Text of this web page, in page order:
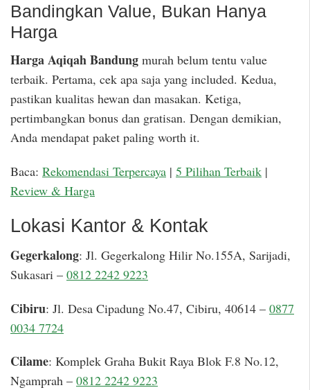
Bandingkan Value, Bukan Hanya
Harga
Harga Aqiqah Bandung murah belum tentu value
terbaik. Pertama, cek apa saja yang included. Kedua,
pastikan kualitas hewan dan masakan. Ketiga,
pertimbangkan bonus dan gratisan. Dengan demikian,
Anda mendapat paket paling worth it.
Baca: Rekomendasi Terpercaya | 5 Pilihan Terbaik |
Review & Harga
Lokasi Kantor & Kontak
Gegerkalong: Jl. Gegerkalong Hilir No.155A, Sarijadi,
Sukasari – 0812 2242 9223
Cibiru: Jl. Desa Cipadung No.47, Cibiru, 40614 – 0877
0034 7724
Cilame: Komplek Graha Bukit Raya Blok F.8 No.12,
Ngamprah – 0812 2242 9223